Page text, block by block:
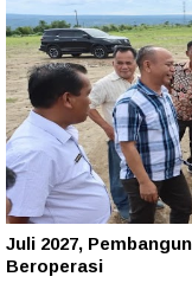
Juli 2027,
Beroperasi